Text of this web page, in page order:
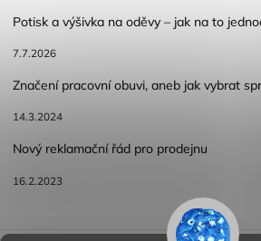
Potisk a výšivka na oděvy – jak na to
7.7.2026
Značení pracovní obuvi, aneb jak vybrat
14.3.2024
Nový reklamační řád pro prodejnu
16.2.2023